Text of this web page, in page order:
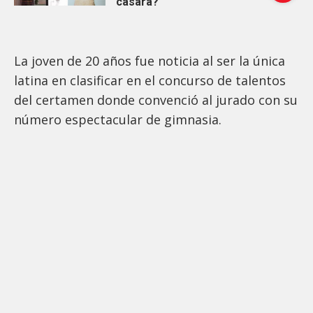
La joven de 20 años fue noticia al ser la única
latina en clasificar en el concurso de talentos
del certamen donde convenció al jurado con su
número espectacular de gimnasia.